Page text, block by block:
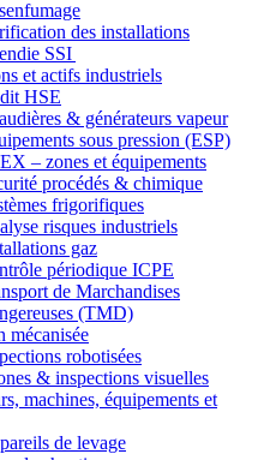
des installations
SSI
et actifs industriels
HSE
& générateurs vapeur
sous pression (ESP)
– zones et équipements
procédés & chimique
frigorifiques
risques industriels
gaz
périodique ICPE
de Marchandises
(TMD)
mécanisée
robotisées
& inspections visuelles
machines, équipements et
de levage